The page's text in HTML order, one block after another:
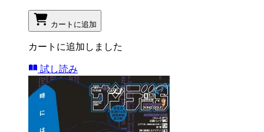
カートに追加
カートに追加しました
試し読み